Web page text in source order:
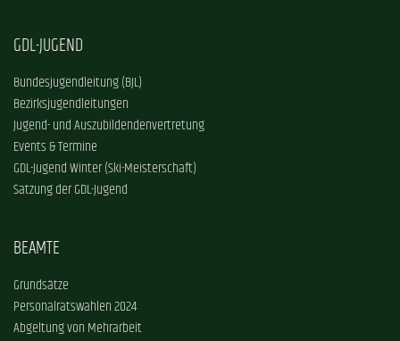
GDL-JUGEND
Bundesjugendleitung (BJL)
Bezirksjugendleitungen
Jugend- und Auszubildendenvertretung
Events & Termine
GDL-Jugend Winter (Ski-Meisterschaft)
Satzung der GDL-Jugend
BEAMTE
Grundsätze
Personalratswahlen 2024
Abgeltung von Mehrarbeit